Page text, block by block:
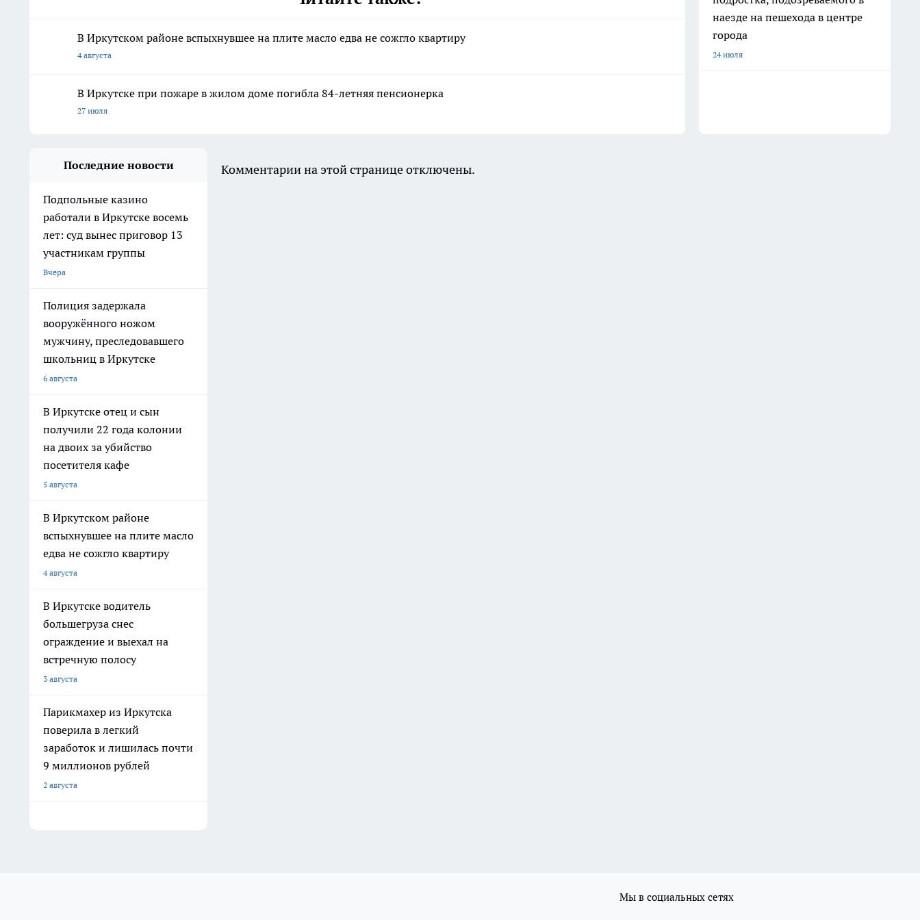
В Иркутском районе вспыхнувшее на плите масло едва не сожгло квартиру
4 августа
В Иркутске при пожаре в жилом доме погибла 84-летняя пенсионерка
27 июля
наезде на пешехода в центре
города
24 июля
Последние новости
Подпольные казино
работали в Иркутске восемь
лет: суд вынес приговор 13
участникам группы
Вчера
Полиция задержала
вооружённого ножом
мужчину, преследовавшего
школьниц в Иркутске
6 августа
В Иркутске отец и сын
получили 22 года колонии
на двоих за убийство
посетителя кафе
5 августа
В Иркутском районе
вспыхнувшее на плите масло
едва не сожгло квартиру
4 августа
В Иркутске водитель
большегруза снес
ограждение и выехал на
встречную полосу
3 августа
Парикмахер из Иркутска
поверила в легкий
заработок и лишилась почти
9 миллионов рублей
2 августа
Комментарии на этой странице отключены.
Мы в социальных сетях